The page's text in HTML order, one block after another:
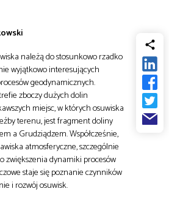
i telekomunikacja
i rekreacja
inżynieria i budownictwo
należą do stosunkowo rzadko
wyjątkowo interesujących
geodynamicznych.
zboczy dużych dolin
miejsc, w których osuwiska
terenu, jest fragment doliny
a Grudziądzem. Współcześnie,
atmosferyczne, szczególnie
zwiększenia dynamiki procesów
staje się poznanie czynników
i rozwój osuwisk.